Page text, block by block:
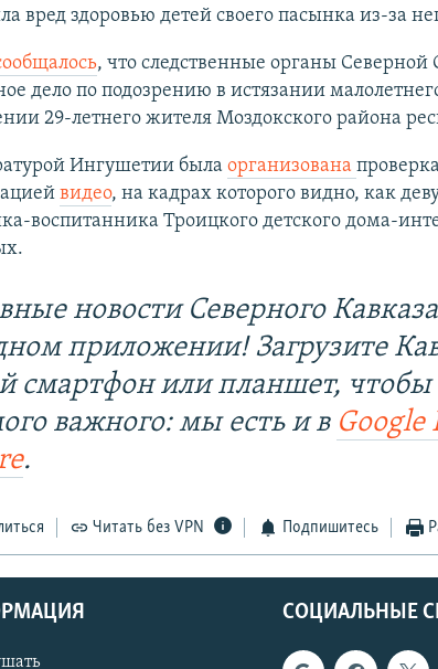
вред здоровью детей своего пасынка из-за
, что следственные органы Северной
дело по подозрению в истязании
29-летнего жителя Моздокского района
Ингушетии была организована
видео, на кадрах которого видно, как
воспитанника Троицкого детского дома-
новости Северного
приложении! Загрузите
смартфон или планшет, чтобы
важного: мы есть и в Google
.
Читать без VPN Подпишитесь
СОЦИАЛЬНЫЕ